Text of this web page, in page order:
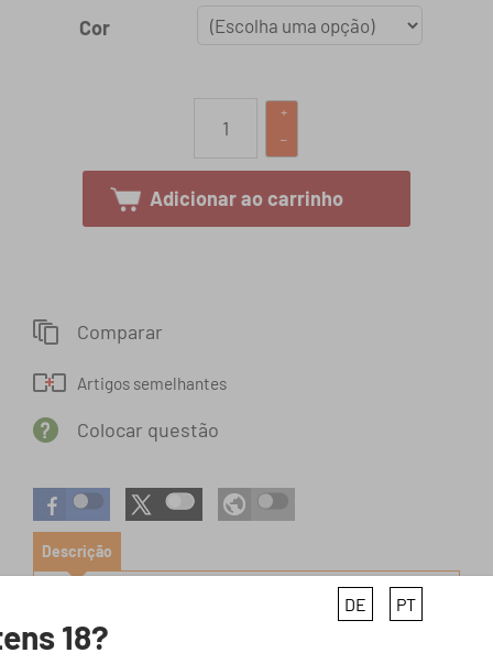
DE PT
18?
Cor
+
–
Adicionar ao carrinho
Comparar
Colocar questão
Descrição
FOSSIL Relógios analógicos 'Grant' em
castanho / amarelo claro / preto / prata
+